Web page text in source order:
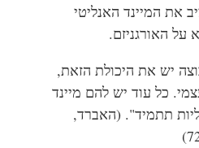
המיינד האנליטי
יש את היכולת הזאת,
כל עוד יש להם מיינד
תתמיד". (האברד,